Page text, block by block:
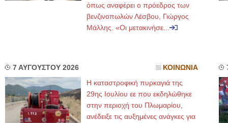
όπως αναφέρει ο πρόεδρος των
βενζινοπωλών Λέσβου, Γιώργος
Μάλλης. «Οι μετακινήσε...
7 ΑΥΓΟΥΣΤΟΥ 2026 ΚΟΙΝΩΝΙΑ
Η καταστροφική πυρκαγιά της
29ης Ιουλίου εε που εκδηλώθηκε
στην περιοχή του Πλωμαρίου,
ανέδειξε τις αυξημένες ανάγκες για